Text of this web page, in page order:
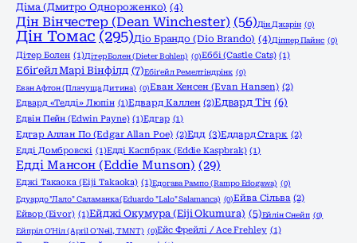
Діма (Дмитро Однороженко) (4)
Дін Вінчестер (Dean Winchester) (56)Дін Джарін (0)
Дін Томас (295)Діо Брандо (Dio Brando) (4)Діппер Пайнс (0)
Дітер Болен (1)Дітер Болен (Dieter Bohlen) (0)Еббі (Castle Cats) (1)
Ебіґейл Марі Вінфілд (7)Ебіґейл Ремелтіндрінк (0)
Еван Афтон (Плачуща Дитина) (0)Еван Хенсен (Evan Hansen) (2)
Едвард «Тедді» Люпін (1)Едвард Каллен (2)Едвард Тіч (6)
Едвін Пейн (Edwin Payne) (1)Едгар (1)
Едгар Аллан По (Edgar Allan Poe) (2)Едд (3)Еддард Старк (2)
Едді Домбровскі (1)Едді Каспбрак (Eddie Kaspbrak) (1)
Едді Мансон (Eddie Munson) (29)
Еджі Такаока (Eiji Takaoka) (1)Едогава Рампо (Rampo Edogawa) (0)
Едуардо "Лало" Саламанка (Eduardo "Lalo" Salamanca) (0)Ейва Сільва (2)
Ейвор (Eivor) (1)Ейджі Окумура (Eiji Okumura) (5)Ейлін Снейп (0)
Ейпріл О'Ніл (April O'Neil, TMNT) (0)Ейс Фрейлі / Ace Frehley (1)